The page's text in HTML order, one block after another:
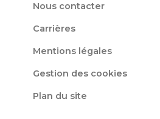
Nous contacter
Carrières
Mentions légales
Gestion des cookies
Plan du site